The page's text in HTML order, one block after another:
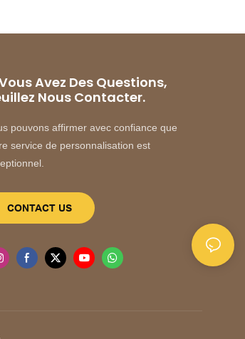
Avez Des Questions,
Nous Contacter.
pouvons affirmer avec confiance que
service de personnalisation est
CONTACT US